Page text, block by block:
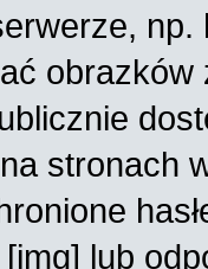
stronach
lub